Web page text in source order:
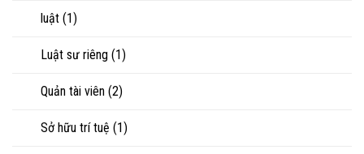
luật (1)
Luật sư riêng (1)
Quản tài viên (2)
Sở hữu trí tuệ (1)